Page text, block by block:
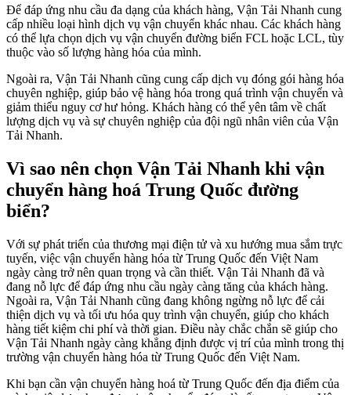
Để đáp ứng nhu cầu đa dạng của khách hàng, Vận Tải Nhanh cung
cấp nhiều loại hình dịch vụ vận chuyển khác nhau. Các khách hàng
có thể lựa chọn dịch vụ vận chuyển đường biển FCL hoặc LCL, tùy
thuộc vào số lượng hàng hóa của mình.
Ngoài ra, Vận Tải Nhanh cũng cung cấp dịch vụ đóng gói hàng hóa
chuyên nghiệp, giúp bảo vệ hàng hóa trong quá trình vận chuyển và
giảm thiểu nguy cơ hư hỏng. Khách hàng có thể yên tâm về chất
lượng dịch vụ và sự chuyên nghiệp của đội ngũ nhân viên của Vận
Tải Nhanh.
Vì sao nên chọn Vận Tải Nhanh khi vận
chuyển hàng hoá Trung Quốc đường
biển?
Với sự phát triển của thương mại điện tử và xu hướng mua sắm trực
tuyến, việc vận chuyển hàng hóa từ Trung Quốc đến Việt Nam
ngày càng trở nên quan trọng và cần thiết. Vận Tải Nhanh đã và
đang nỗ lực để đáp ứng nhu cầu ngày càng tăng của khách hàng.
Ngoài ra, Vận Tải Nhanh cũng đang không ngừng nỗ lực để cải
thiện dịch vụ và tối ưu hóa quy trình vận chuyển, giúp cho khách
hàng tiết kiệm chi phí và thời gian. Điều này chắc chắn sẽ giúp cho
Vận Tải Nhanh ngày càng khẳng định được vị trí của mình trong thị
trường vận chuyển hàng hóa từ Trung Quốc đến Việt Nam.
Khi bạn cần vận chuyển hàng hoá từ Trung Quốc đến địa điểm của